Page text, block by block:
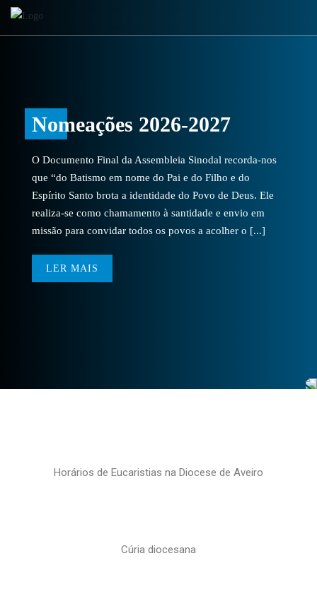
Nomeações 2026-2027
O Documento Final da Assembleia Sinodal recorda-nos
que “do Batismo em nome do Pai e do Filho e do
Espírito Santo brota a identidade do Povo de Deus. Ele
realiza-se como chamamento à santidade e envio em
missão para convidar todos os povos a acolher o [...]
LER MAIS
Horários de Eucaristias na Diocese de Aveiro
Cúria diocesana